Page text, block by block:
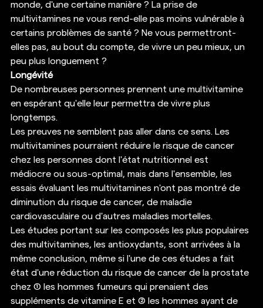
monde, d'une certaine manière ? La prise de
multivitamines ne vous rend-elle pas moins vulnérable à
certains problèmes de santé ? Ne vous permettront-
elles pas, au bout du compte, de vivre un peu mieux, un
peu plus longuement ?
Longévité
De nombreuses personnes prennent une multivitamine
en espérant qu'elle leur permettra de vivre plus
longtemps.
Les preuves ne semblent pas aller dans ce sens. Les
multivitamines pourraient réduire le risque de cancer
chez les personnes dont l'état nutritionnel est
médiocre ou sous-optimal, mais dans l'ensemble, les
essais évaluant les multivitamines n'ont pas montré de
diminution du risque de cancer, de maladie
cardiovasculaire ou d'autres maladies mortelles.
Les études portant sur les composés les plus populaires
des multivitamines, les antioxydants, sont arrivées à la
même conclusion, même si l'une de ces études a fait
état d'une réduction du risque de cancer de la prostate
chez (1) les hommes fumeurs qui prenaient des
suppléments de vitamine E et (2) les hommes ayant de